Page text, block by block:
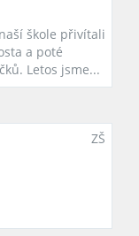
škole přivítali
a poté
Letos jsme...
ZŠ